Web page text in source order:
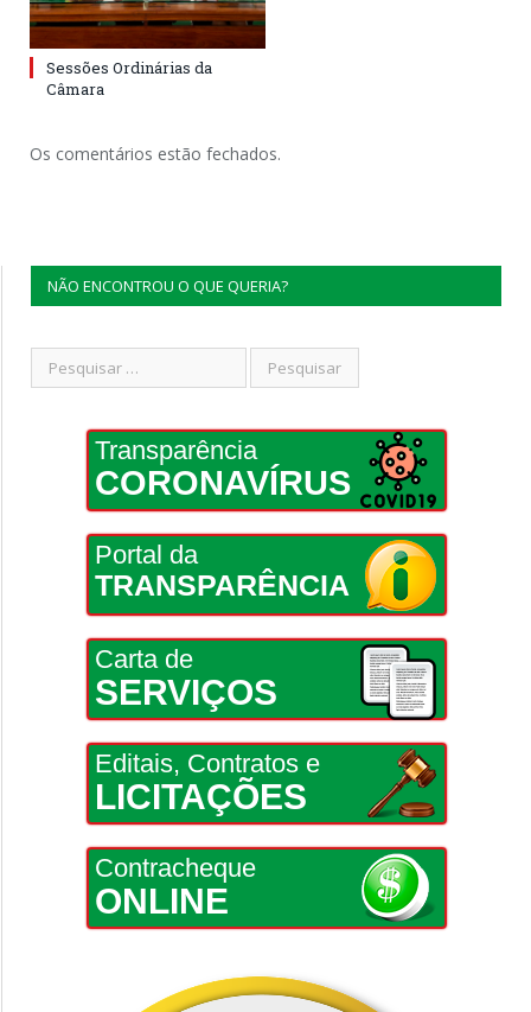
Sessões Ordinárias da
Câmara
Os comentários estão fechados.
NÃO ENCONTROU O QUE QUERIA?
Transparência
CORONAVÍRUS
Portal da
TRANSPARÊNCIA
Carta de
SERVIÇOS
Editais, Contratos e
LICITAÇÕES
Contracheque
ONLINE